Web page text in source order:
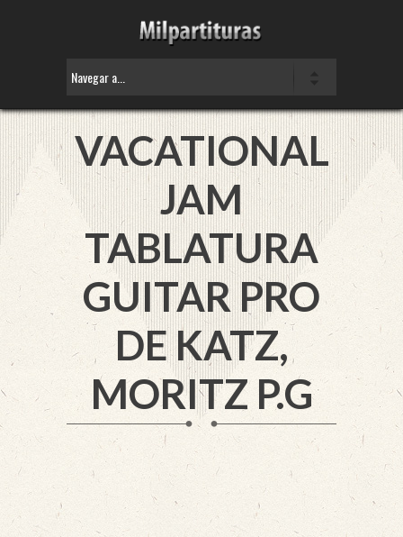
VACATIONAL
JAM
TABLATURA
GUITAR PRO
DEKATZ,
MORITZ P.G